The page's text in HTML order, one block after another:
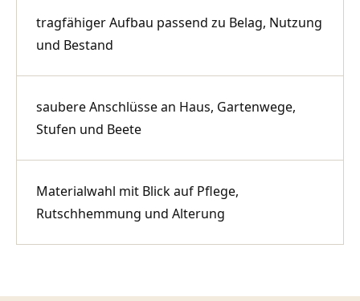
tragfähiger Aufbau passend zu Belag, Nutzung
und Bestand
saubere Anschlüsse an Haus, Gartenwege,
Stufen und Beete
Materialwahl mit Blick auf Pflege,
Rutschhemmung und Alterung